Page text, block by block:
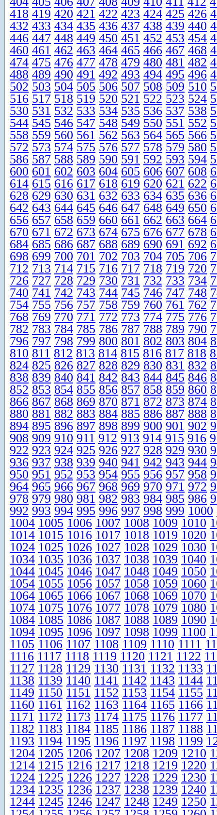
418 419 420 421 422 423 424 425 426
432 433 434 435 436 437 438 439 440
446 447 448 449 450 451 452 453 454
460 461 462 463 464 465 466 467 468
474 475 476 477 478 479 480 481 482
488 489 490 491 492 493 494 495 496
502 503 504 505 506 507 508 509 510
516 517 518 519 520 521 522 523 524
530 531 532 533 534 535 536 537 538
544 545 546 547 548 549 550 551 552
558 559 560 561 562 563 564 565 566
572 573 574 575 576 577 578 579 580
586 587 588 589 590 591 592 593 594
600 601 602 603 604 605 606 607 608
614 615 616 617 618 619 620 621 622
628 629 630 631 632 633 634 635 636
642 643 644 645 646 647 648 649 650
656 657 658 659 660 661 662 663 664
670 671 672 673 674 675 676 677 678
684 685 686 687 688 689 690 691 692
698 699 700 701 702 703 704 705 706
712 713 714 715 716 717 718 719 720
726 727 728 729 730 731 732 733 734
740 741 742 743 744 745 746 747 748
754 755 756 757 758 759 760 761 762
768 769 770 771 772 773 774 775 776
782 783 784 785 786 787 788 789 790
796 797 798 799 800 801 802 803 804
810 811 812 813 814 815 816 817 818
824 825 826 827 828 829 830 831 832
838 839 840 841 842 843 844 845 846
852 853 854 855 856 857 858 859 860
866 867 868 869 870 871 872 873 874
880 881 882 883 884 885 886 887 888
894 895 896 897 898 899 900 901 902
908 909 910 911 912 913 914 915 916
922 923 924 925 926 927 928 929 930
936 937 938 939 940 941 942 943 944
950 951 952 953 954 955 956 957 958
964 965 966 967 968 969 970 971 972
978 979 980 981 982 983 984 985 986
992 993 994 995 996 997 998 999 1000
1004 1005 1006 1007 1008 1009 1010
1014 1015 1016 1017 1018 1019 1020
1024 1025 1026 1027 1028 1029 1030
1034 1035 1036 1037 1038 1039 1040
1044 1045 1046 1047 1048 1049 1050
1054 1055 1056 1057 1058 1059 1060
1064 1065 1066 1067 1068 1069 1070
1074 1075 1076 1077 1078 1079 1080
1084 1085 1086 1087 1088 1089 1090
1094 1095 1096 1097 1098 1099 1100
1105 1106 1107 1108 1109 1110 1111
1116 1117 1118 1119 1120 1121 1122
1127 1128 1129 1130 1131 1132 1133
1138 1139 1140 1141 1142 1143 1144
1149 1150 1151 1152 1153 1154 1155
1160 1161 1162 1163 1164 1165 1166
1171 1172 1173 1174 1175 1176 1177
1182 1183 1184 1185 1186 1187 1188
1193 1194 1195 1196 1197 1198 1199
1204 1205 1206 1207 1208 1209 1210
1214 1215 1216 1217 1218 1219 1220
1224 1225 1226 1227 1228 1229 1230
1234 1235 1236 1237 1238 1239 1240
1244 1245 1246 1247 1248 1249 1250